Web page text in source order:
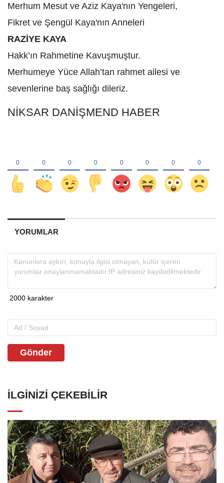
Merhum Mesut ve Aziz Kaya'nın Yengeleri,
Fikret ve Şengül Kaya'nın Anneleri
RAZİYE KAYA
Hakk’ın Rahmetine Kavuşmuştur.
Merhumeye Yüce Allah’tan rahmet ailesi ve
sevenlerine baş sağlığı dileriz.
NİKSAR DANİŞMEND HABER
YORUMLAR
Gönder
İLGINIZI ÇEKEBILIR